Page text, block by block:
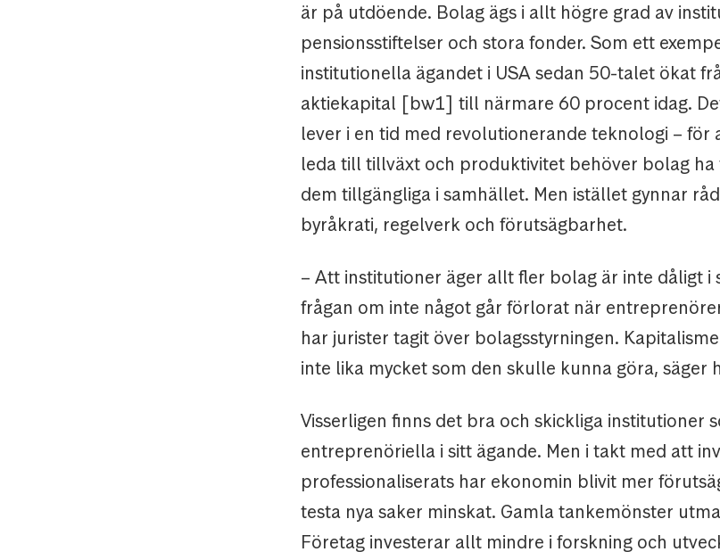
är på utdöende. Bolag ägs i allt högre grad av
pensionsstiftelser och stora fonder. Som ett
institutionella ägandet i USA sedan 50-talet ökat
aktiekapital [bw1] till närmare 60 procent idag.
lever i en tid med revolutionerande teknologi – för
leda till tillväxt och produktivitet behöver bolag
dem tillgängliga i samhället. Men istället gynnar
byråkrati, regelverk och förutsägbarhet.
– Att institutioner äger allt fler bolag är inte dåligt i
frågan om inte något går förlorat när
har jurister tagit över bolagsstyrningen.
inte lika mycket som den skulle kunna göra, säger
Visserligen finns det bra och skickliga institutioner
entreprenöriella i sitt ägande. Men i takt med att
professionaliserats har ekonomin blivit mer
testa nya saker minskat. Gamla tankemönster
Företag investerar allt mindre i forskning och